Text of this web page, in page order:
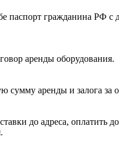
паспорт гражданина РФ с
аренды оборудования.
сумму аренды и залога за
до адреса, оплатить